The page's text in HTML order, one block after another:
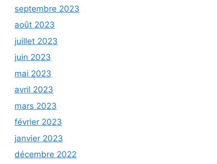
septembre 2023
août 2023
juillet 2023
juin 2023
mai 2023
avril 2023
mars 2023
février 2023
janvier 2023
décembre 2022